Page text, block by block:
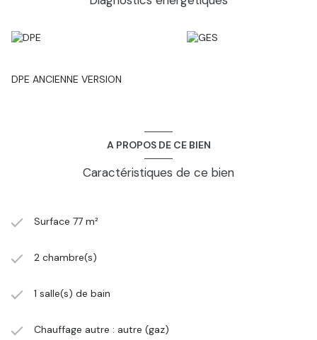
DPE ANCIENNE VERSION
A PROPOS DE CE BIEN
Caractéristiques de ce bien
Surface 77 m²
2 chambre(s)
1 salle(s) de bain
Chauffage autre : autre (gaz)